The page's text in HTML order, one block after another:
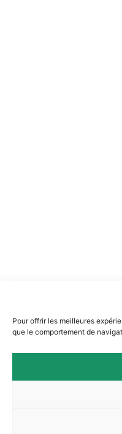
Pour offrir les meilleures
que le comportement de